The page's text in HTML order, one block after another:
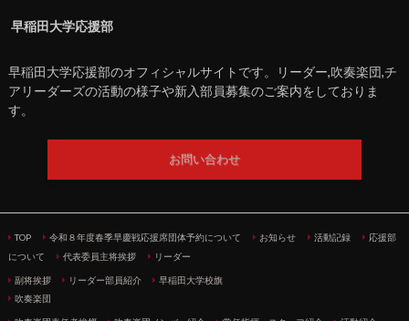
早稲田大学応援部
早稲田大学応援部のオフィシャルサイトです。リーダー,吹奏楽団,チ
アリーダーズの活動の様子や新入部員募集のご案内をしておりま
す。
お問い合わせ
TOP 令和８年度春季早慶戦応援席団体予約について お知らせ 活動記録
応援部
について
代表委員主将挨拶 リーダー
副将挨拶 リーダー部員紹介
早稲田大学校旗
吹奏楽団